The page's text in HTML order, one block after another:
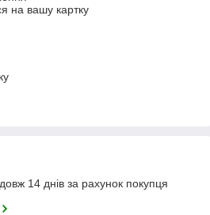
на вашу картку
14 днів за рахунок покупця